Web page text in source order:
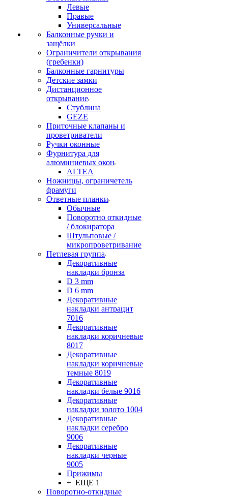
Левые
Правые
Универсальные
Балконные ручки и
защёлки
Ограничители открывания
(гребенки)
Балконные гарнитуры
Детские замки
Дистанционное
открывание
Стублина
GEZE
Приточные клапаны и
проветриватели
Ручки оконные
Фурнитура для
алюминиевых окон
ALTEA
Ножницы, ограничетель
фрамуги
Ответные планки
Обычные
Поворотно откидные
/ блокиратора
Штульповые /
микропроветривание
Петлевая группа
Декоративные
накладки бронза
D 3 mm
D 6 mm
Декоративные
накладки антрацит
7016
Декоративные
накладки коричневые
8017
Декоративные
накладки коричневые
темные 8019
Декоративные
накладки белые 9016
Декоративные
накладки золото 1004
Декоративные
накладки серебро
9006
Декоративные
накладки черные
9005
Прижимы
+ ЕЩЕ 1
Поворотно-откидные